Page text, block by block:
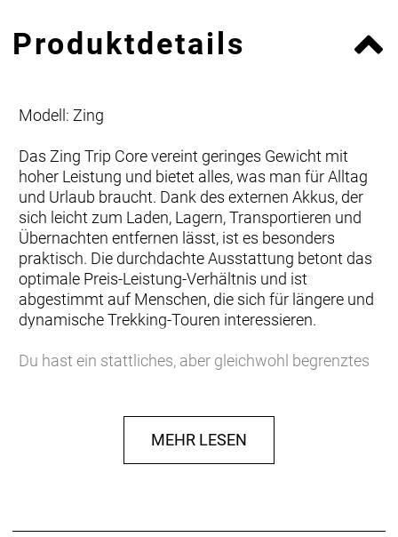
Produktdetails
Modell: Zing
Das Zing Trip Core vereint geringes Gewicht mit
hoher Leistung und bietet alles, was man für Alltag
und Urlaub braucht. Dank des externen Akkus, der
sich leicht zum Laden, Lagern, Transportieren und
Übernachten entfernen lässt, ist es besonders
praktisch. Die durchdachte Ausstattung betont das
optimale Preis-Leistung-Verhältnis und ist
abgestimmt auf Menschen, die sich für längere und
dynamische Trekking-Touren interessieren.
Du hast ein stattliches, aber gleichwohl begrenztes
schätzt, was sich bewährt hat. Einen externen Akku
bevorzugst du deshalb wegen seiner praktischen
und finanziellen Vorteile. Die Möglichkeit, praktisch
MEHR LESEN